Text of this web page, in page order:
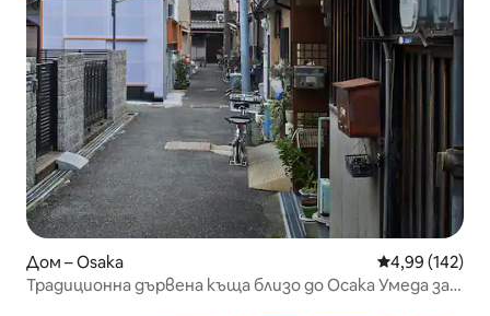
Дом – Osaka Средна
4,99 (142)
Традиционна дървена къща близо до Осака Умеда за 4